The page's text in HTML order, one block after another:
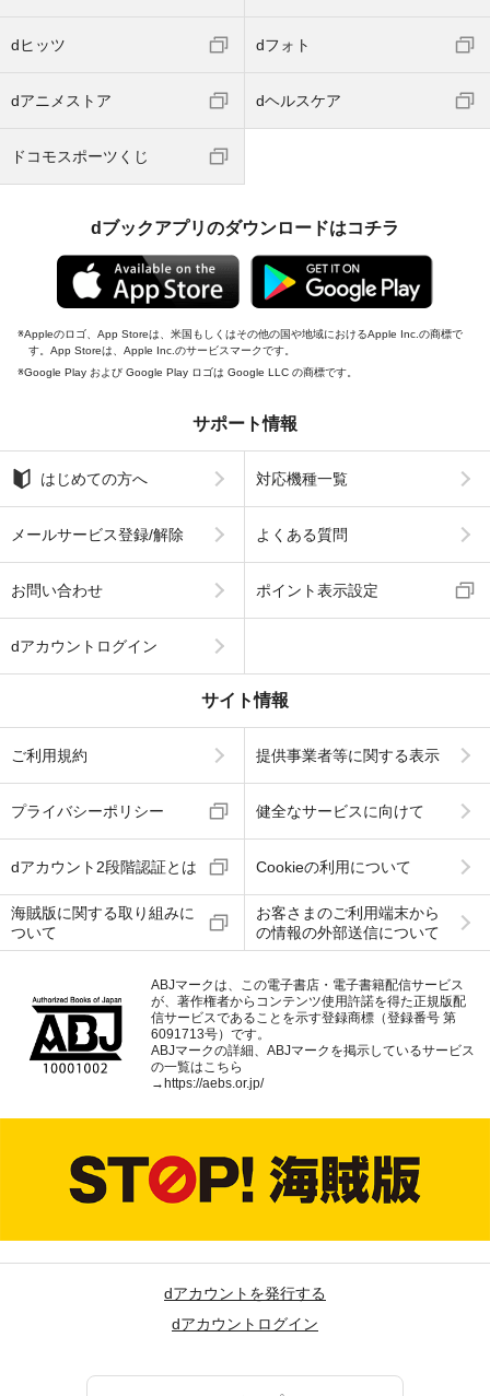
dヒッツ dフォト
dアニメストア dヘルスケア
ドコモスポーツくじ
dブックアプリのダウンロードはコチラ
Appleのロゴ、App Storeは、米国もしくはその他の国や地域におけるApple Inc.の商標で
す。App Storeは、Apple Inc.のサービスマークです。
Google Play および Google Play ロゴは Google LLC の商標です。
サポート情報
はじめての方へ 対応機種一覧
メールサービス登録/解除 よくある質問
お問い合わせ ポイント表示設定
dアカウントログイン
サイト情報
ご利用規約 提供事業者等に関する表示
プライバシーポリシー 健全なサービスに向けて
dアカウント2段階認証とは Cookieの利用について
海賊版に関する取り組みに
ついて
お客さまのご利用端末から
の情報の外部送信について
ABJマークは、この電子書店・電子書籍配信サービス
が、著作権者からコンテンツ使用許諾を得た正規版配
信サービスであることを示す登録商標（登録番号 第
6091713号）です。
ABJマークの詳細、ABJマークを掲示しているサービス
の一覧はこちら
→ https://aebs.or.jp/
dアカウントを発行する
dアカウントログイン